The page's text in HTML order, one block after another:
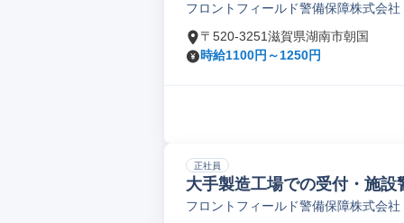
フロントフィールド警備保障株式会社
〒520-3251滋賀県湖南市朝国
時給1100円～1250円
正社員
大手製造工場での受付・施設
フロントフィールド警備保障株式会社